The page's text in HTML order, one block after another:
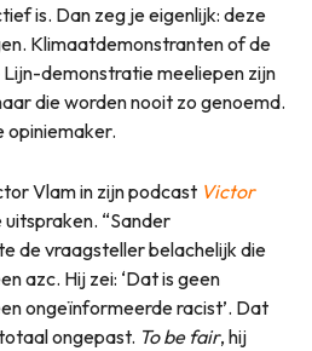
is. Dan zeg je eigenlijk: deze
Klimaatdemonstranten of de
demonstratie meeliepen zijn
die worden nooit zo genoemd.
opiniemaker.
Vlam in zijn podcast Victor
“Sander
de vraagsteller belachelijk die
azc. Hij zei: ‘Dat is geen
ongeïnformeerde racist’. Dat
ongepast. To be fair, hij